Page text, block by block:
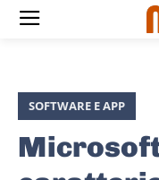
SOFTWARE E APP